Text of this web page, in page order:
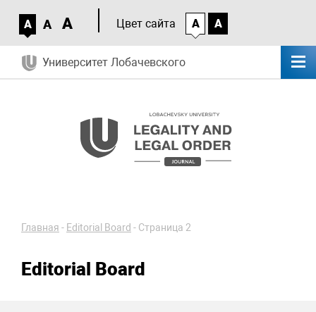
A A A Цвет сайта A A
Университет Лобачевского
Главная - Editorial Board - Страница 2
Editorial Board